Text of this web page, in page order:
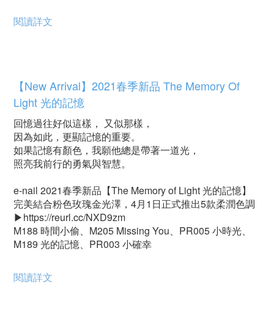
閱讀詳文
【New Arrival】2021春季新品 The Memory Of
Light 光的記憶
回憶過往好似這樣， 又似那樣，
因為如此，更顯記憶的重要。
如果記憶有顏色，我願他總是帶著一道光，
照亮我前行的勇氣與智慧。
e-nail 2021春季新品【The Memory of Light 光的記憶】
完美結合粉色玫瑰金光澤，4月1日正式推出5款柔潤色調
▶https://reurl.cc/NXD9zm
M188 時間小偷、M205 Missing You、PR005 小時光、
M189 光的記憶、PR003 小確幸
閱讀詳文